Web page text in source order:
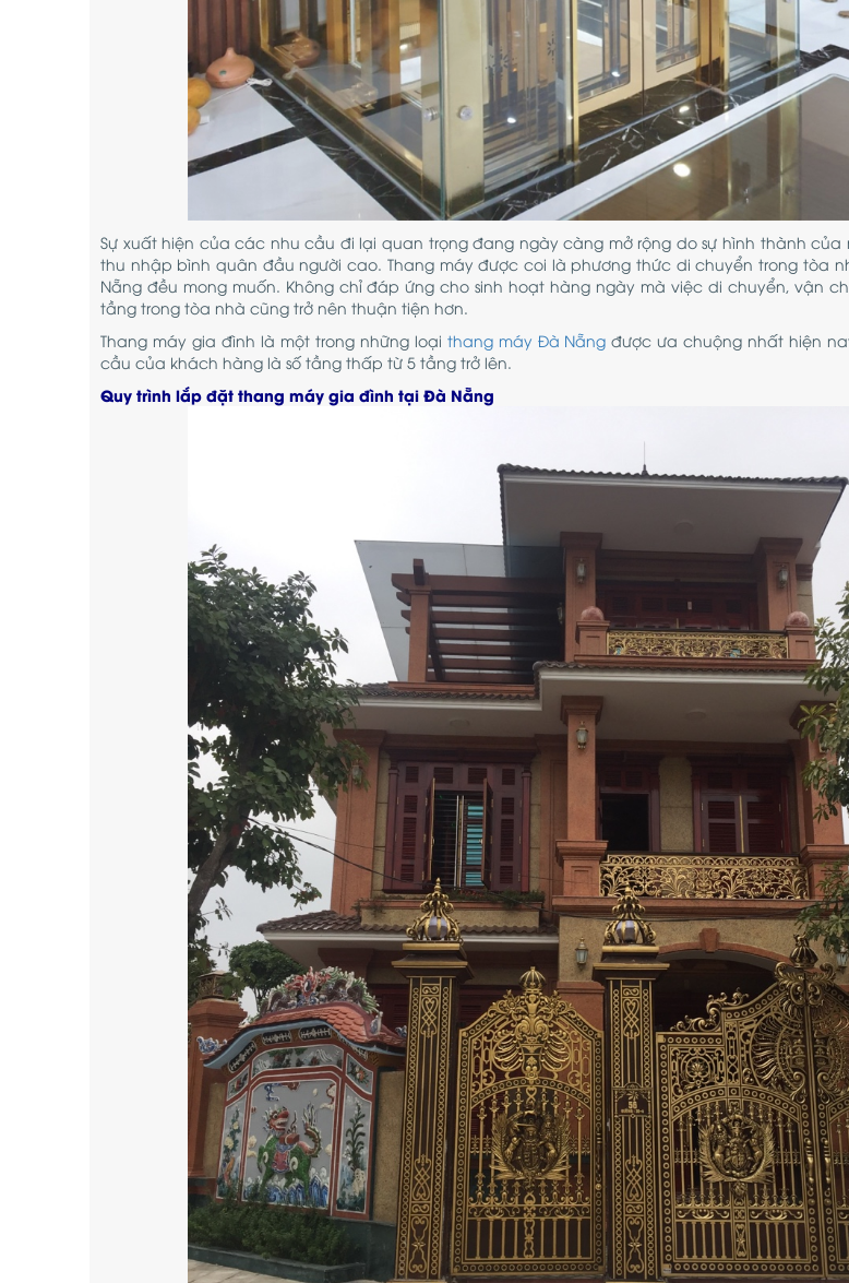
Sự xuất hiện của các nhu cầu đi lại quan trọng đang ngày càng mở rộng do sự hình thành
thu nhập bình quân đầu người cao. Thang máy được coi là phương thức di chuyển trong tòa
Nẵng đều mong muốn. Không chỉ đáp ứng cho sinh hoạt hàng ngày mà việc di chuyển, vận
tầng trong tòa nhà cũng trở nên thuận tiện hơn.
Thang máy gia đình là một trong những loại thang máy Đà Nẵng được ưa chuộng nhất hiện
cầu của khách hàng là số tầng thấp từ 5 tầng trở lên.
Quy trình lắp đặt thang máy gia đình tại Đà Nẵng